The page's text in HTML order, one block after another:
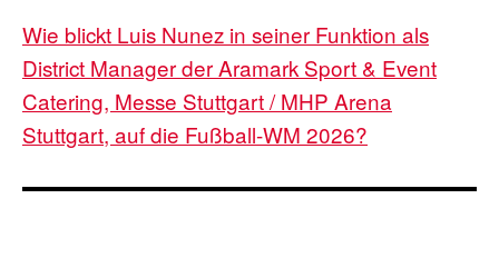
Wie blickt Luis Nunez in seiner Funktion als
District Manager der Aramark Sport & Event
Catering, Messe Stuttgart / MHP Arena
Stuttgart, auf die Fußball-WM 2026?